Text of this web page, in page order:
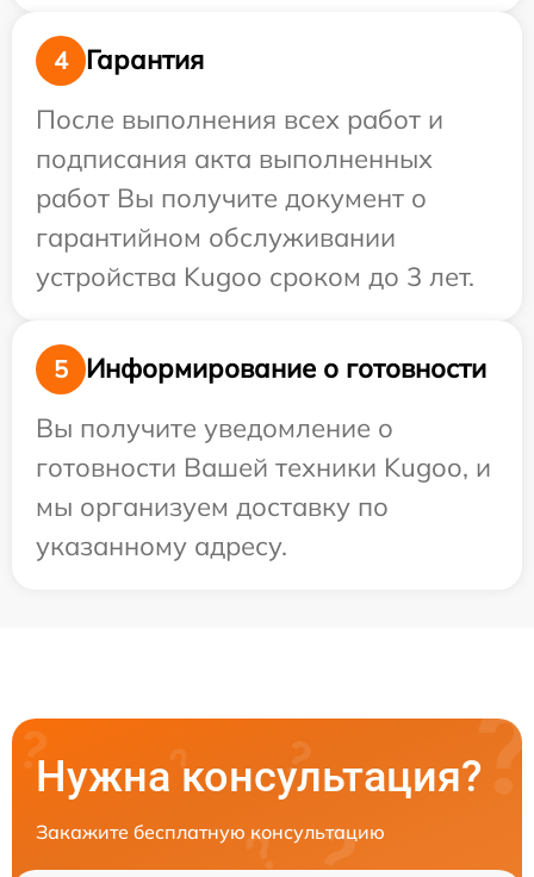
4
Гарантия
После выполнения всех работ и
подписания акта выполненных
работ Вы получите документ о
гарантийном обслуживании
устройства Kugoo сроком до 3 лет.
5
Информирование о готовности
Вы получите уведомление о
готовности Вашей техники Kugoo, и
мы организуем доставку по
указанному адресу.
Нужна консультация?
Закажите бесплатную консультацию